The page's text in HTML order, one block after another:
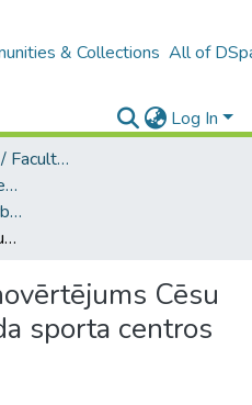
& Collections All of
Log In
B4 – LU fakultātes / Faculties of the UL
A -- Eksakto zinātņu un tehnoloģiju fakultāte / Faculty of Science and Technology
Bakalaura un maģistra darbi (EZTF) / Bachelor's and Master's theses
Vides kvalitātes novērtējums Cēsu un Priekuļu novada sporta centros
Cēsu
sporta centros